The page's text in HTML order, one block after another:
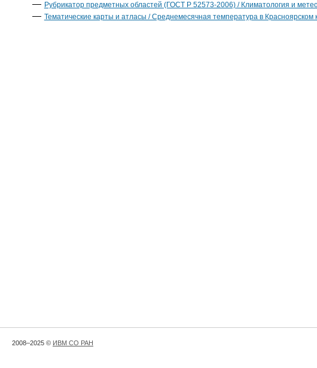
Рубрикатор предметных областей (ГОСТ Р 52573-2006) / Климатология и
Тематические карты и атласы / Среднемесячная температура в Красноярском
2008–2025 © ИВМ СО РАН